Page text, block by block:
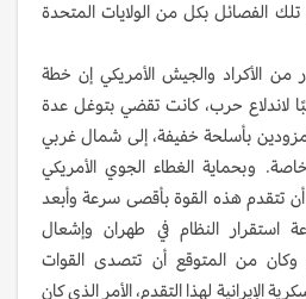
تلك الفصائل بكل من الولايات المتحدة
من الأكراد والجيش الأمريكي إن خطة
لاندلاع حرب، كانت تقضي بتوغل عدة
بأسلحة خفيفة، إلى شمال غربي
وبحماية الغطاء الجوي الأمريكي
أن تتقدم هذه القوة بأقصى سرعة وأبعد
استقرار النظام في طهران وإشعال
من المتوقع أن تتصدى القوات
الإيرانية لهذا التقدم، الأمر الذي كان